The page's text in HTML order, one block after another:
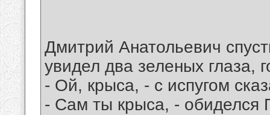
Дмитрий Анатольевич
увидел два зеленых глаза,
- Ой, крыса, - с испугом
- Сам ты крыса, - обиделся